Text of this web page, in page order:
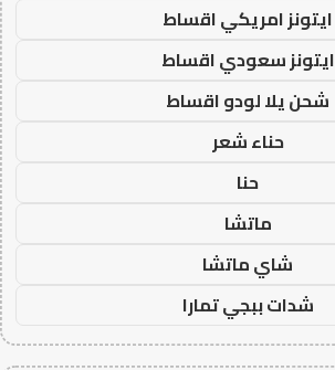
ايتونز امريكي اقساط
ايتونز سعودي اقساط
شحن يلا لودو اقساط
حناء شعر
حنا
ماتشا
شاي ماتشا
شدات ببجي تمارا